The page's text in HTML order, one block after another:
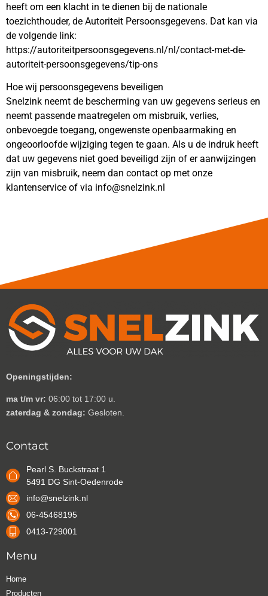
heeft om een klacht in te dienen bij de nationale
toezichthouder, de Autoriteit Persoonsgegevens. Dat kan via
de volgende link:
https://autoriteitpersoonsgegevens.nl/nl/contact-met-de-
autoriteit-persoonsgegevens/tip-ons
Hoe wij persoonsgegevens beveiligen
Snelzink neemt de bescherming van uw gegevens serieus en
neemt passende maatregelen om misbruik, verlies,
onbevoegde toegang, ongewenste openbaarmaking en
ongeoorloofde wijziging tegen te gaan. Als u de indruk heeft
dat uw gegevens niet goed beveiligd zijn of er aanwijzingen
zijn van misbruik, neem dan contact op met onze
klantenservice of via info@snelzink.nl
Openingstijden:
ma t/m vr: 06:00 tot 17:00 u.
zaterdag & zondag: Gesloten.
Contact
Pearl S. Buckstraat 1
5491 DG Sint-Oedenrode
info@snelzink.nl
06-45468195
0413-729001
Menu
Home
Producten